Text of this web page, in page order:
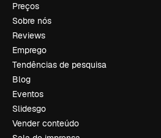
Preços
Sobre nós
Reviews
Emprego
Tendências de pesquisa
Blog
Eventos
Slidesgo
Vender conteúdo